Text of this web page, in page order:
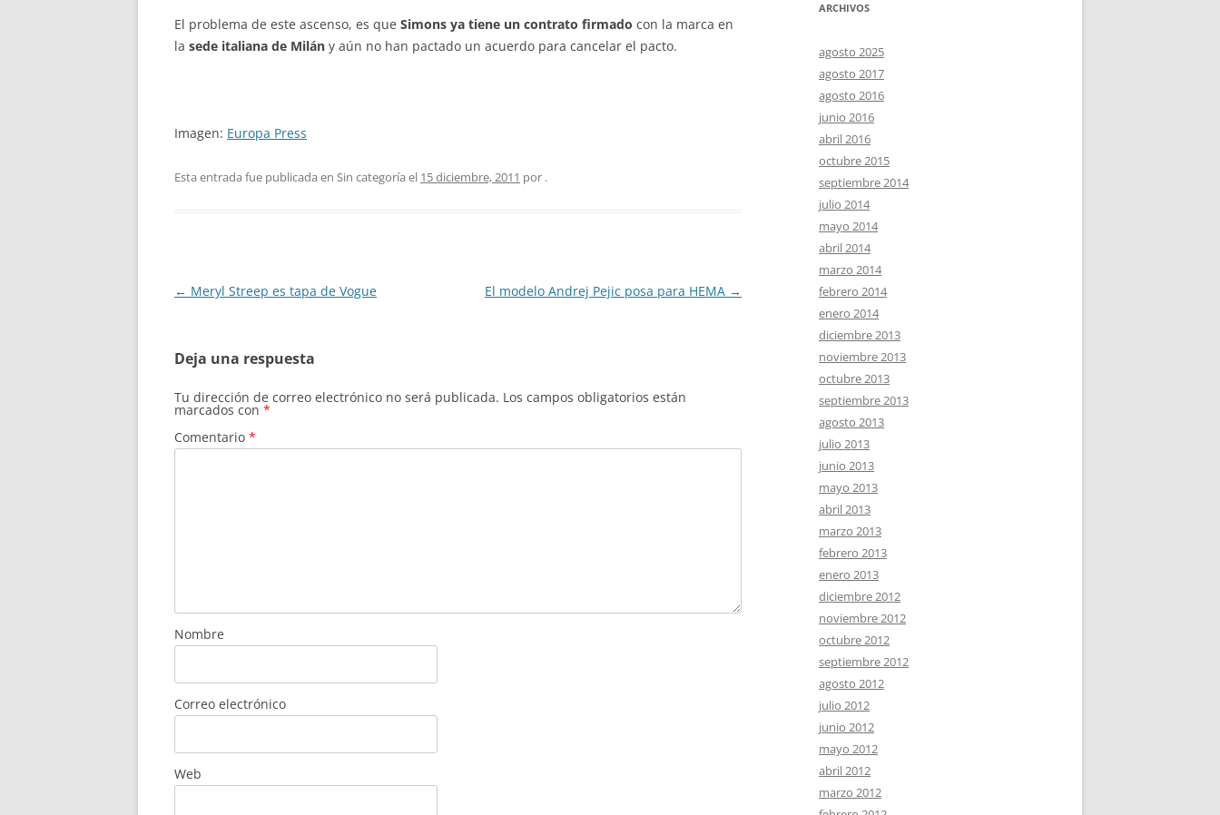
El problema de este ascenso, es que Simons ya tiene un contrato firmado con la marca en
la sede italiana de Milán y aún no han pactado un acuerdo para cancelar el pacto.
Imagen: Europa Press
Esta entrada fue publicada en Sin categoría el 15 diciembre, 2011 por .
Navegación
← Meryl Streep es tapa de Vogue El modelo Andrej Pejic posa para HEMA →
Deja una respuesta
Tu dirección de correo electrónico no será publicada. Los campos obligatorios están
marcados con *
Comentario *
Nombre
Correo electrónico
Web
ARCHIVOS
agosto 2025
agosto 2017
agosto 2016
junio 2016
abril 2016
octubre 2015
septiembre 2014
julio 2014
mayo 2014
abril 2014
marzo 2014
febrero 2014
enero 2014
diciembre 2013
noviembre 2013
octubre 2013
septiembre 2013
agosto 2013
julio 2013
junio 2013
mayo 2013
abril 2013
marzo 2013
febrero 2013
enero 2013
diciembre 2012
noviembre 2012
octubre 2012
septiembre 2012
agosto 2012
julio 2012
junio 2012
mayo 2012
abril 2012
marzo 2012